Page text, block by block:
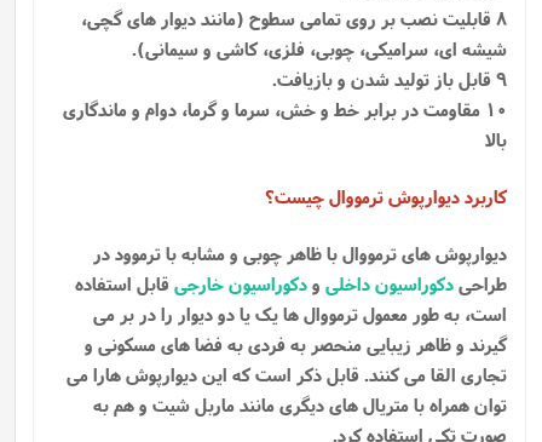
8 قابلیت نصب بر روی تمامی سطوح (مانند دیوار های گچی،
شیشه ای، سرامیکی، چوبی، فلزی، کاشی و سیمانی).
9 قابل باز تولید شدن و بازیافت.
10 مقاومت در برابر خط و خش، سرما و گرما، دوام و ماندگاری
بالا
کاربرد دیوارپوش ترمووال چیست؟
دیوارپوش های ترمووال با ظاهر چوبی و مشابه با ترموود در
طراحیدکوراسیون داخلی ودکوراسیون خارجی قابل استفاده
است، به طور معمول ترمووال ها یک یا دو دیوار را در بر می
گیرند و ظاهر زیبایی منحصر به فردی به فضا های مسکونی و
تجاری القا می کنند. قابل ذکر است که این دیوارپوش هارا می
توان همراه با متریال های دیگری مانند ماربل شیت و هم به
صورت تکی استفاده کرد.